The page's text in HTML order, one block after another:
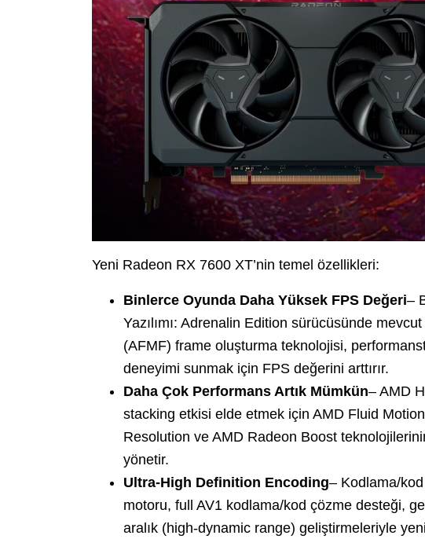
Yeni Radeon RX 7600 XT’nin temel özellikleri:
Binlerce Oyunda Daha Yüksek FPS Değeri–
Yazılımı: Adrenalin Edition sürücüsünde
(AFMF) frame oluşturma teknolojisi,
deneyimi sunmak için FPS değerini arttırır.
Daha Çok Performans Artık Mümkün– AMD
stacking etkisi elde etmek için AMD Fluid
Resolution ve AMD Radeon Boost
yönetir.
Ultra-High Definition Encoding– Kodlama/
motoru, full AV1 kodlama/kod çözme desteği,
aralık (high-dynamic range) geliştirmeleriyle